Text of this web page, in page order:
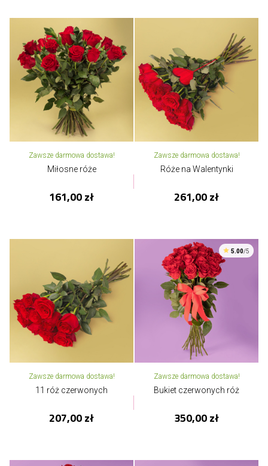
Zawsze darmowa dostawa!
Miłosne róże
161,00 zł
Zawsze darmowa dostawa!
Róże na Walentynki
261,00 zł
Zawsze darmowa dostawa!
11 róż czerwonych
207,00 zł
5.00/5
Zawsze darmowa dostawa!
Bukiet czerwonych róż
350,00 zł